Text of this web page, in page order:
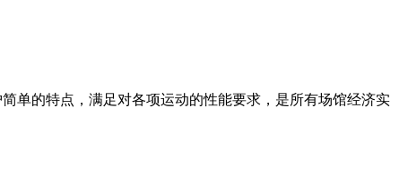
单的特点，满足对各项运动的性能要求，是所有场馆经济实